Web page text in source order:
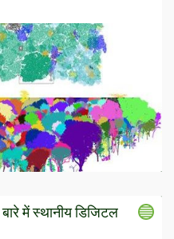
में स्थानीय डिजिटल